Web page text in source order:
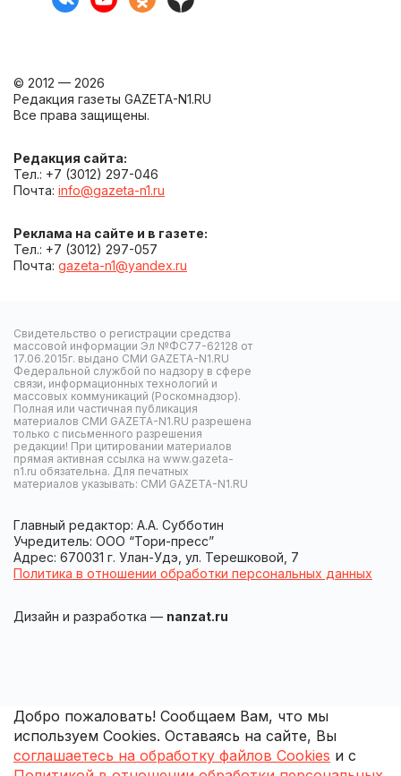
© 2012 — 2026
Редакция газеты GAZETA-N1.RU
Все права защищены.
Редакция сайта:
Тел.: +7 (3012) 297-046
Почта: info@gazeta-n1.ru
Реклама на сайте и в газете:
Тел.: +7 (3012) 297-057
Почта: gazeta-n1@yandex.ru
Свидетельство о регистрации средства
массовой информации Эл №ФС77-62128 от
17.06.2015г. выдано СМИ GAZETA-N1.RU
Федеральной службой по надзору в сфере
связи, информационных технологий и
массовых коммуникаций (Роскомнадзор).
Полная или частичная публикация
материалов СМИ GAZETA-N1.RU разрешена
только с письменного разрешения
редакции! При цитировании материалов
прямая активная ссылка на www.gazeta-
n1.ru обязательна. Для печатных
материалов указывать: СМИ GAZETA-N1.RU
Главный редактор: А.А. Субботин
Учредитель: ООО “Тори-пресс”
Адрес: 670031 г. Улан-Удэ, ул. Терешковой, 7
Политика в отношении обработки персональных данных
Дизайн и разработка — nanzat.ru
Добро пожаловать! Сообщаем Вам, что мы
используем Cookies. Оставаясь на сайте, Вы
соглашаетесь на обработку файлов Cookies и с